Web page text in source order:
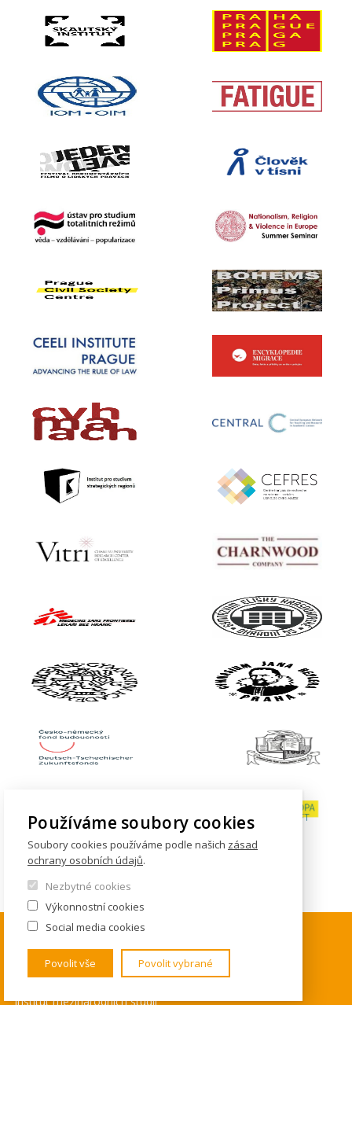
KONTAKTY
Institut mezinárodních studií
Používáme soubory cookies
Soubory cookies používáme podle našich zásad
ochrany osobních údajů.
Nezbytné cookies
Výkonnostní cookies
Social media cookies
Povolit vše Povolit vybrané